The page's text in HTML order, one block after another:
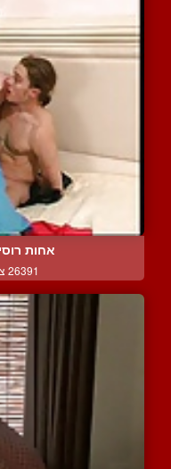
אחות
26391 צפיות